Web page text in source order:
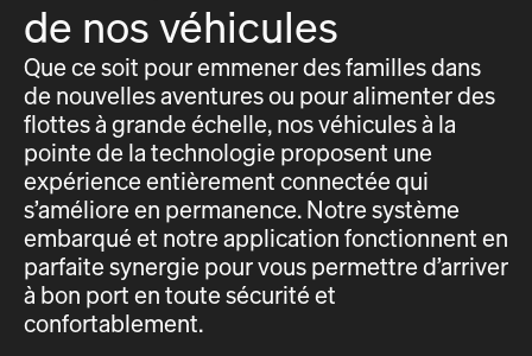
de nos véhicules
Que ce soit pour emmener des familles dans
de nouvelles aventures ou pour alimenter des
flottes à grande échelle, nos véhicules à la
pointe de la technologie proposent une
expérience entièrement connectée qui
s’améliore en permanence. Notre système
embarqué et notre application fonctionnent en
parfaite synergie pour vous permettre d’arriver
à bon port en toute sécurité et
confortablement.